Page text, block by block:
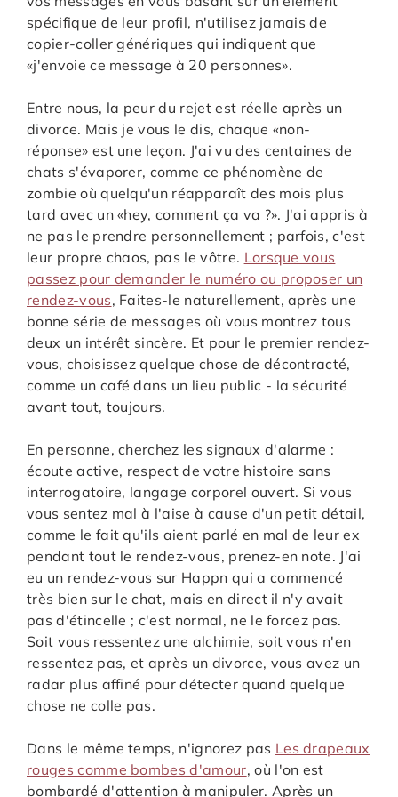
spécifique de leur profil, n'utilisez jamais de
copier-coller génériques qui indiquent que
«j'envoie ce message à 20 personnes».
Entre nous, la peur du rejet est réelle après un
divorce. Mais je vous le dis, chaque «non-
réponse» est une leçon. J'ai vu des centaines de
chats s'évaporer, comme ce phénomène de
zombie où quelqu'un réapparaît des mois plus
tard avec un «hey, comment ça va ?». J'ai appris à
ne pas le prendre personnellement ; parfois, c'est
leur propre chaos, pas le vôtre. Lorsque vous
passez pour demander le numéro ou proposer un
rendez-vous, Faites-le naturellement, après une
bonne série de messages où vous montrez tous
deux un intérêt sincère. Et pour le premier rendez-
vous, choisissez quelque chose de décontracté,
comme un café dans un lieu public - la sécurité
avant tout, toujours.
En personne, cherchez les signaux d'alarme :
écoute active, respect de votre histoire sans
interrogatoire, langage corporel ouvert. Si vous
vous sentez mal à l'aise à cause d'un petit détail,
comme le fait qu'ils aient parlé en mal de leur ex
pendant tout le rendez-vous, prenez-en note. J'ai
eu un rendez-vous sur Happn qui a commencé
très bien sur le chat, mais en direct il n'y avait
pas d'étincelle ; c'est normal, ne le forcez pas.
Soit vous ressentez une alchimie, soit vous n'en
ressentez pas, et après un divorce, vous avez un
radar plus affiné pour détecter quand quelque
chose ne colle pas.
Dans le même temps, n'ignorez pas Les drapeaux
rouges comme bombes d'amour, où l'on est
bombardé d'attention à manipuler. Après un